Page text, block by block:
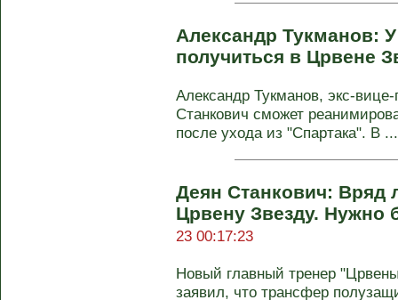
Александр Тукманов:
получиться в Црвене
Александр Тукманов, экс-
Станкович сможет
после ухода из "Спартака". В ...
Деян Станкович: Вряд
Црвену Звезду. Нужно
23 00:17:23
Новый главный тренер
заявил, что трансфер